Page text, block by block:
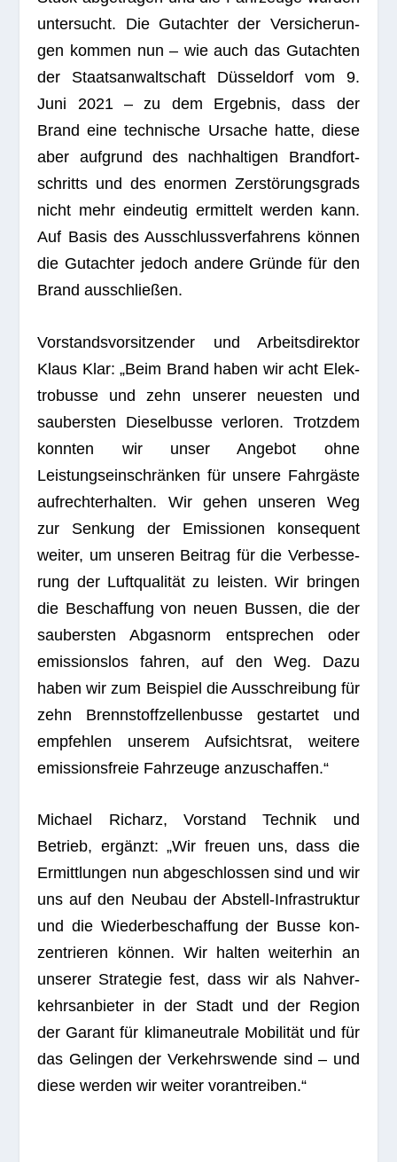
unter­sucht. Die Gut­ach­ter der Ver­si­che­run­
gen kom­men nun – wie auch das Gut­ach­ten
der Staats­an­walt­schaft Düsseldorf vom 9.
Juni 2021 – zu dem Ergeb­nis, dass der
Brand eine tech­ni­sche Ursa­che hatte, diese
aber auf­grund des nach­hal­ti­gen Brand­fort­
schritts und des enor­men Zerstörungsgrads
nicht mehr ein­deu­tig ermit­telt wer­den kann.
Auf Basis des Aus­schluss­ver­fah­rens können
die Gut­ach­ter jedoch andere Gründe für den
Brand ausschließen.
Vor­stands­vor­sit­zen­der und Arbeits­di­rek­tor
Klaus Klar: „Beim Brand haben wir acht Elek­
tro­busse und zehn unse­rer neu­es­ten und
sau­bers­ten Die­sel­busse ver­lo­ren. Trotz­dem
konn­ten wir unser Ange­bot ohne
Leistungseinschränken für unsere Fahrgäste
auf­recht­erhal­ten. Wir gehen unse­ren Weg
zur Sen­kung der Emis­sio­nen kon­se­quent
wei­ter, um unse­ren Bei­trag für die Ver­bes­se­
rung der Luftqualität zu leis­ten. Wir brin­gen
die Beschaf­fung von neuen Bus­sen, die der
sau­bers­ten Abgas­norm ent­spre­chen oder
emis­si­ons­los fah­ren, auf den Weg. Dazu
haben wir zum Bei­spiel die Aus­schrei­bung für
zehn Brenn­stoff­zel­len­busse gestar­tet und
emp­feh­len unse­rem Auf­sichts­rat, wei­tere
emis­si­ons­freie Fahr­zeuge anzuschaffen.“
Michael Rich­arz, Vor­stand Tech­nik und
Betrieb, ergänzt: „Wir freuen uns, dass die
Ermitt­lun­gen nun abge­schlos­sen sind und wir
uns auf den Neu­bau der Abstell-Infra­struk­tur
und die Wie­der­be­schaf­fung der Busse kon­
zen­trie­ren können. Wir hal­ten wei­ter­hin an
unse­rer Stra­te­gie fest, dass wir als Nah­ver­
kehrs­an­bie­ter in der Stadt und der Region
der Garant für kli­ma­neu­trale Mobilität und für
das Gelin­gen der Ver­kehrs­wende sind – und
diese wer­den wir wei­ter vorantreiben.“